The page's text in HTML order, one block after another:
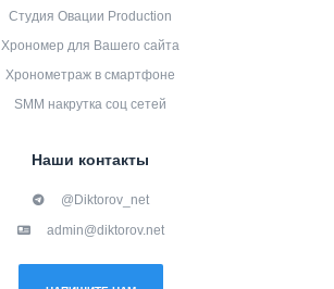
Студия Овации Production
Хрономер для Вашего сайта
Хронометраж в смартфоне
SMM накрутка соц сетей
Наши контакты
@Diktorov_net
admin@diktorov.net